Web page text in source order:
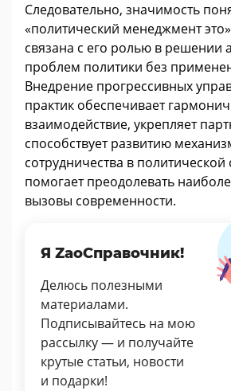
Следовательно, значимость
«политический менеджмент
связана с его ролью в решении
проблем политики без
Внедрение прогрессивных
практик обеспечивает
взаимодействие, укрепляет
способствует развитию
сотрудничества в политической
помогает преодолевать
вызовы современности.
Я ZaoСправочник!
Делюсь полезными
материалами.
Подписывайтесь на мою
рассылку — и получайте
крутые статьи, новости
и подарки!